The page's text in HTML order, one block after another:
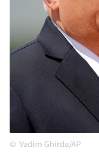
Vadim Ghirda/AP